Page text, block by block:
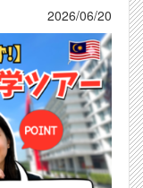
2026/06/20